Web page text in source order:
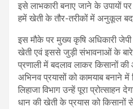
इसे लाभकारी बनाए जाने के उपायों
हमें खेती के तौर-तरीकों में अनुकूल
इस मौके पर मुख्य कृषि अधिकारी जेपी
खेती एवं इससे जुड़ी संभावनाओं के
प्रणाली में बदलाव लाकर किसानों
अभिनव प्रयासों को कामयाब बनाने में
लिहाजा विभाग उन्हें पूरा प्रोत्साहन
धान की खेती के प्रयास को किसानों